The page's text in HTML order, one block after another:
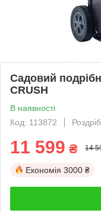
Садовий
CRUSH
В наявності
Код: 113872
Роздріб
11 599 ₴ 14
Економія 3000 ₴